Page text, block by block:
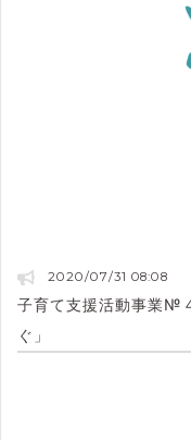
2020/07/31 08:08
子育て支援活動事業
ぐ」